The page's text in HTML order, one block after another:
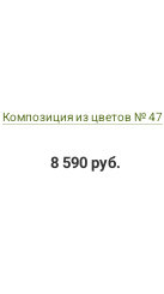
Композиция из цветов № 47
8 590 руб.